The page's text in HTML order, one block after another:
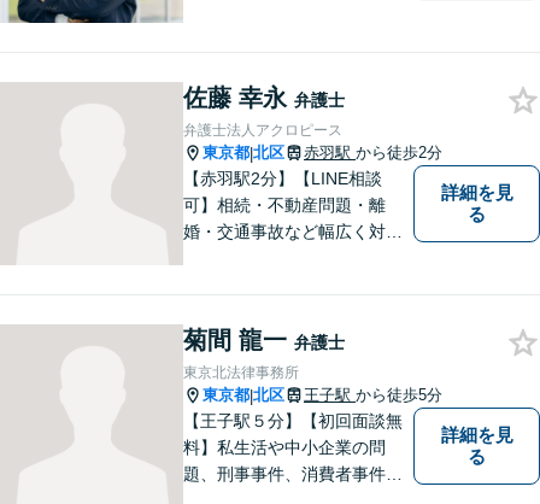
護をします。他士業との連携
あり【初回面談無料】
佐藤 幸永 弁護士
弁護士法人アクロピース
東京都|北区 赤羽駅 から徒歩2分
【赤羽駅2分】【LINE相談
可】相続・不動産問題・離
婚・交通事故など幅広く対
ような内容でもお気軽にご相
談ください。【24時間問い合
わせ受付中】
詳細を見
る
菊間 龍一 弁護士
東京北法律事務所
東京都|北区 王子駅 から徒歩5分
【王子駅５分】【初回面談無
料】私生活や中小企業の問
題、刑事事件、消費者事件、
詳細を見
る